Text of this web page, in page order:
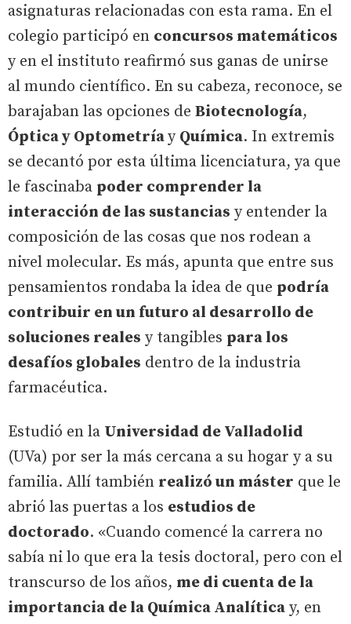
asignaturas relacionadas con esta rama. En el
colegio participó en concursos matemáticos
y en el instituto reafirmó sus ganas de unirse
al mundo científico. En su cabeza, reconoce, se
barajaban las opciones de Biotecnología,
Óptica y Optometríay Química. In extremis
se decantó por esta última licenciatura, ya que
le fascinaba poder comprender la
interacción de las sustancias y entender la
composición de las cosas que nos rodean a
nivel molecular. Es más, apunta que entre sus
pensamientos rondaba la idea de que podría
contribuir en un futuro al desarrollo de
soluciones reales y tangibles para los
desafíos globales dentro de la industria
farmacéutica.
Estudió en la Universidad de Valladolid
(UVa) por ser la más cercana a su hogar y a su
familia. Allí también realizó un máster que le
abrió las puertas a los estudios de
doctorado. «Cuando comencé la carrera no
sabía ni lo que era la tesis doctoral, pero con el
transcurso de los años, me di cuenta de la
importancia de la Química Analítica y, en